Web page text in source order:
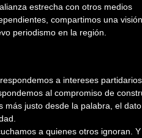
estrecha con otros medios
compartimos una
periodismo en la región.
a intereses partidarios.
al compromiso de
más justo desde la palabra, el
a quienes otros ignoran.